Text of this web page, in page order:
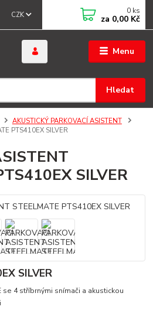
Menu
CZK
Hledat
0 ks
za 0,00 Kč
AKUSTICKÝ PARKOVACÍ ASISTENT
PTS410EX SILVER
SILVER
SILVER
se 4 stříbrnými snímači a akustickou